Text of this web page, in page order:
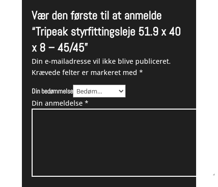
Vær den første til at anmelde
“Tripeak styrfittingsleje 51.9 x 40
x 8 – 45/45”
Din e-mailadresse vil ikke blive publiceret.
Krævede felter er markeret med *
Din bedømmelse
Din anmeldelse *